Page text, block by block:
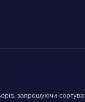
запрошуючи